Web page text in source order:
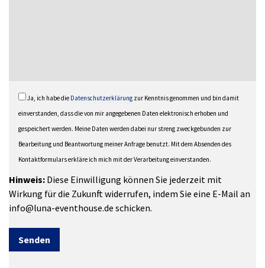
Ja, ich habe die Datenschutzerklärung zur Kenntnis genommen und bin damit
einverstanden, dass die von mir angegebenen Daten elektronisch erhoben und
gespeichert werden. Meine Daten werden dabei nur streng zweckgebunden zur
Bearbeitung und Beantwortung meiner Anfrage benutzt. Mit dem Absenden des
Kontaktformulars erkläre ich mich mit der Verarbeitung einverstanden.
Hinweis: Diese Einwilligung können Sie jederzeit mit
Wirkung für die Zukunft widerrufen, indem Sie eine E-Mail an
info@luna-eventhouse.de schicken.
Bitte
lasse